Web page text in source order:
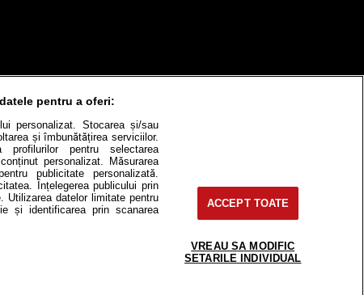
Cât costă?
Contact Modifică Setările
uri, instituţii mass-media, firme de
pentru a oferi:
personalizat. Stocarea și/sau
și îmbunătățirea serviciilor.
profilurilor pentru selectarea
personalizat. Măsurarea
publicitate personalizată.
Înțelegerea publicului prin
Utilizarea datelor limitate pentru
și identificarea prin scanarea
ACCEPT TOATE
VREAU SA MODIFIC
SETARILE INDIVIDUAL